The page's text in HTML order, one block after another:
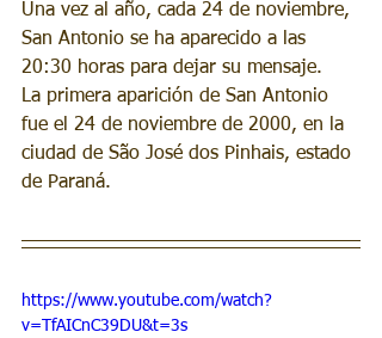
Una vez al año, cada 24 de noviembre,
San Antonio se ha aparecido a las
20:30 horas para dejar su mensaje.
La primera aparición de San Antonio
fue el 24 de noviembre de 2000, en la
ciudad de São José dos Pinhais, estado
de Paraná.
https://www.youtube.com/watch?
v=TfAICnC39DU&t=3s